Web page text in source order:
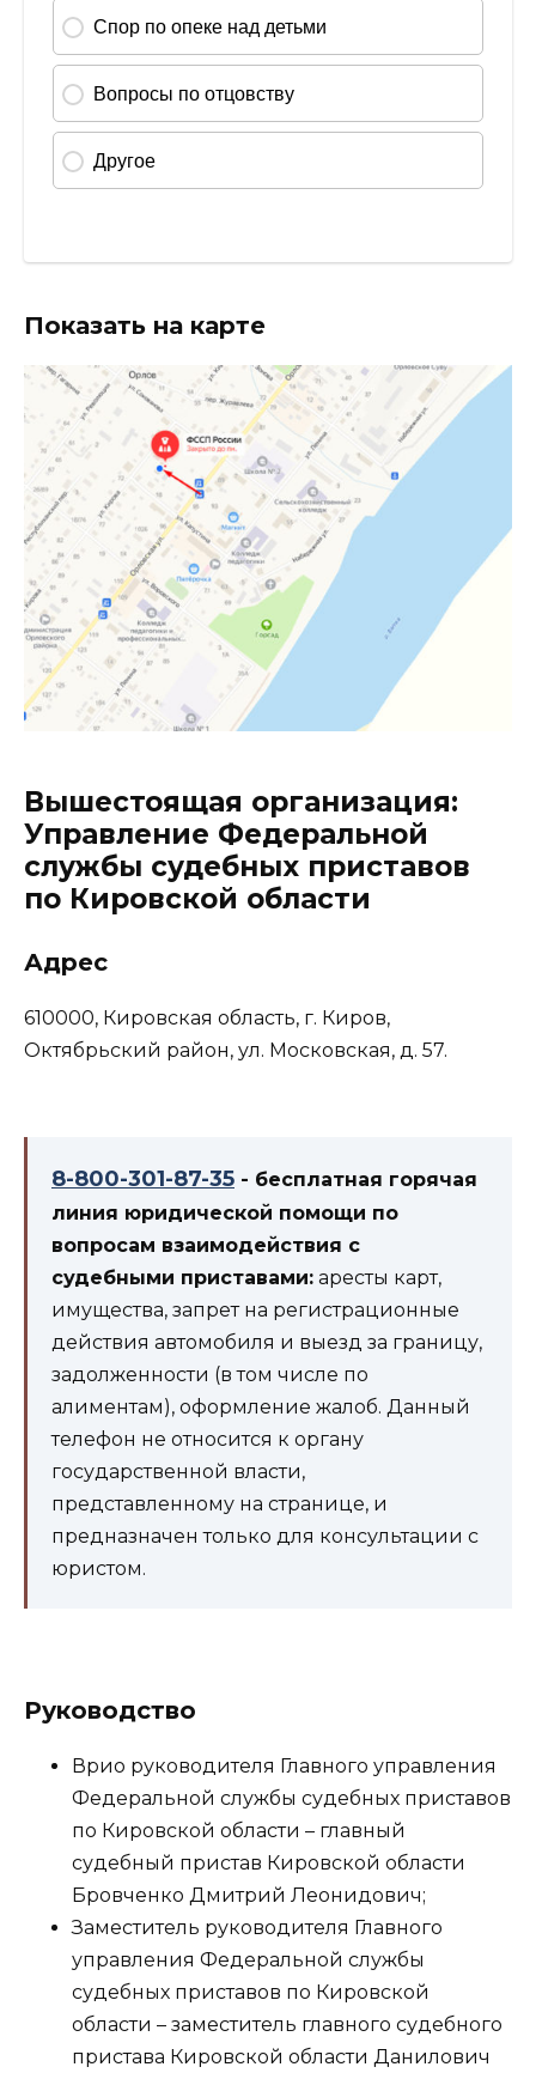
Показать на карте
Вышестоящая организация:
Управление Федеральной
службы судебных приставов
по Кировской области
Адрес
610000, Кировская область, г. Киров,
Октябрьский район, ул. Московская, д. 57.
8-800-301-87-35 - бесплатная горячая
линия юридической помощи по
вопросам взаимодействия с
судебными приставами: аресты карт,
имущества, запрет на регистрационные
действия автомобиля и выезд за границу,
задолженности (в том числе по
алиментам), оформление жалоб. Данный
телефон не относится к органу
государственной власти,
представленному на странице, и
предназначен только для консультации с
юристом.
Руководство
Врио руководителя Главного управления
Федеральной службы судебных приставов
по Кировской области – главный
судебный пристав Кировской области
Бровченко Дмитрий Леонидович;
Заместитель руководителя Главного
управления Федеральной службы
судебных приставов по Кировской
области – заместитель главного судебного
пристава Кировской области Данилович